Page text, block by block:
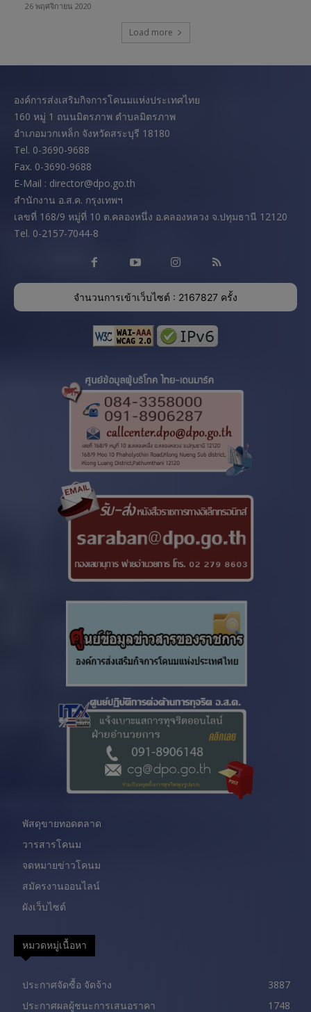
26 พฤศจิกายน 2020
Load more
องค์การส่งเสริมกิจการโคนมแห่งประเทศไทย
160 หมู่ 1 ถนนมิตรภาพ ตำบลมิตรภาพ
อำเภอมวกเหล็ก จังหวัดสระบุรี 18180
Tel. 0-3690-9688
Fax. 0-3690-9688
E-Mail : director@dpo.go.th
สํานักงาน อ.ส.ค. กรุงเทพฯ
เลขที่ 168/9 หมู่ที่ 10 ต.คลองหนึ่ง อ.คลองหลวง จ.ปทุมธานี 12120
Tel. 0-2157-7044-8
จำนวนการเข้าเว็บไซต์ : 2167827 ครั้ง
พัสดุขายทอดตลาด
วารสารโคนม
จดหมายข่าวโคนม
สมัครงานออนไลน์
ผังเว็บไซต์
หมวดหมู่เนื้อหา
ประกาศจัดซื้อ จัดจ้าง
3887
ประกาศผลผู้ชนะการเสนอราคา
1748